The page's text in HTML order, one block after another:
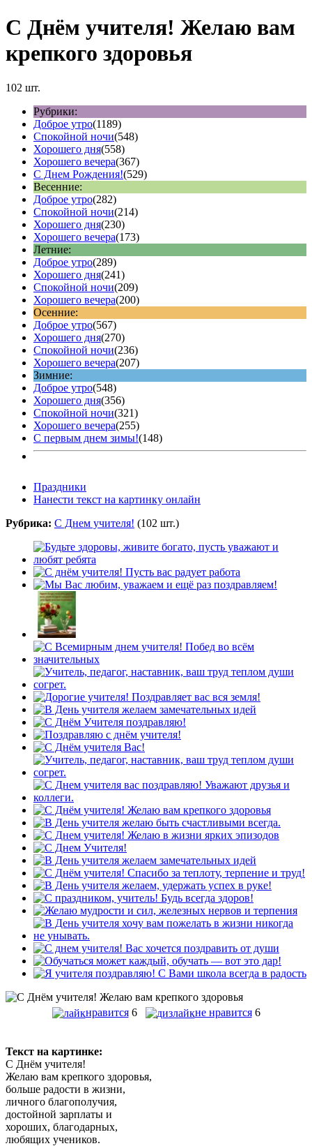
С Днём учителя! Желаю вам
крепкого здоровья
102 шт.
Рубрики:
Доброе утро(1189)
Спокойной ночи(548)
Хорошего дня(558)
Хорошего вечера(367)
С Днем Рождения!(529)
Весенние:
Доброе утро(282)
Спокойной ночи(214)
Хорошего дня(230)
Хорошего вечера(173)
Летние:
Доброе утро(289)
Хорошего дня(241)
Спокойной ночи(209)
Хорошего вечера(200)
Осенние:
Доброе утро(567)
Хорошего дня(270)
Спокойной ночи(236)
Хорошего вечера(207)
Зимние:
Доброе утро(548)
Хорошего дня(356)
Спокойной ночи(321)
Хорошего вечера(255)
С первым днем зимы!(148)
Праздники
Нанести текст на картинку онлайн
Рубрика: С Днем учителя! (102 шт.)
нравится 6 не нравится 6
Текст на картинке:
С Днём учителя!
Желаю вам крепкого здоровья,
больше радости в жизни,
личного благополучия,
достойной зарплаты и
хороших, благодарных,
любящих учеников.